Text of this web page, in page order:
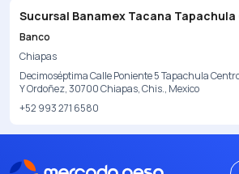
Sucursal Banamex Tacana Tapachula
Banco
Chiapas
Decimoséptima Calle Poniente 5 Tapachula
Y Ordoñez, 30700 Chiapas, Chis., Mexico
+52 993 271 6580